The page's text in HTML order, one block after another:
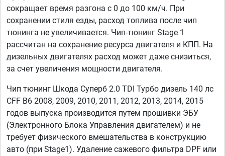
сокращает время разгона с 0 до 100 км/ч. При
сохранении стиля езды, расход топлива после чип
тюнинга не увеличивается. Чип-тюнинг Stage 1
рассчитан на сохранение ресурса двигателя и КПП. На
дизельных двигателях расход может даже снизиться,
за счет увеличения мощности двигателя.
Чип тюнинг Шкода Суперб 2.0 TDI Турбо дизель 140 лс
CFF B6 2008, 2009, 2010, 2011, 2012, 2013, 2014, 2015
годов выпуска производится путем прошивки ЭБУ
(Электронного Блока Управления двигателем) и не
требует физического вмешательства в конструкцию
авто (при Stage1). Удаление сажевого фильтра DPF или